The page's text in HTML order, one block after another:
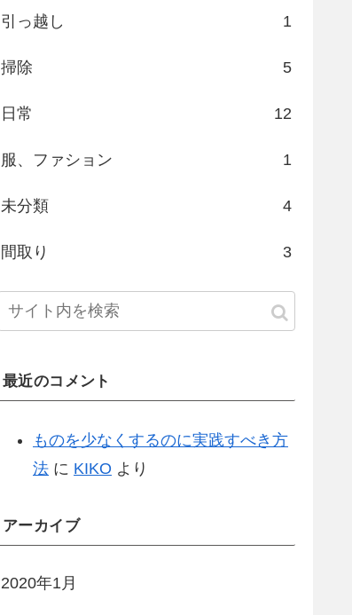
引っ越し 1
掃除 5
日常 12
服、ファション 1
未分類 4
間取り 3
最近のコメント
ものを少なくするのに実践すべき方
法 に KIKO より
アーカイブ
2020年1月